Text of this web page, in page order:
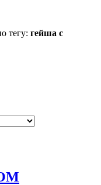
тегу: гейша с